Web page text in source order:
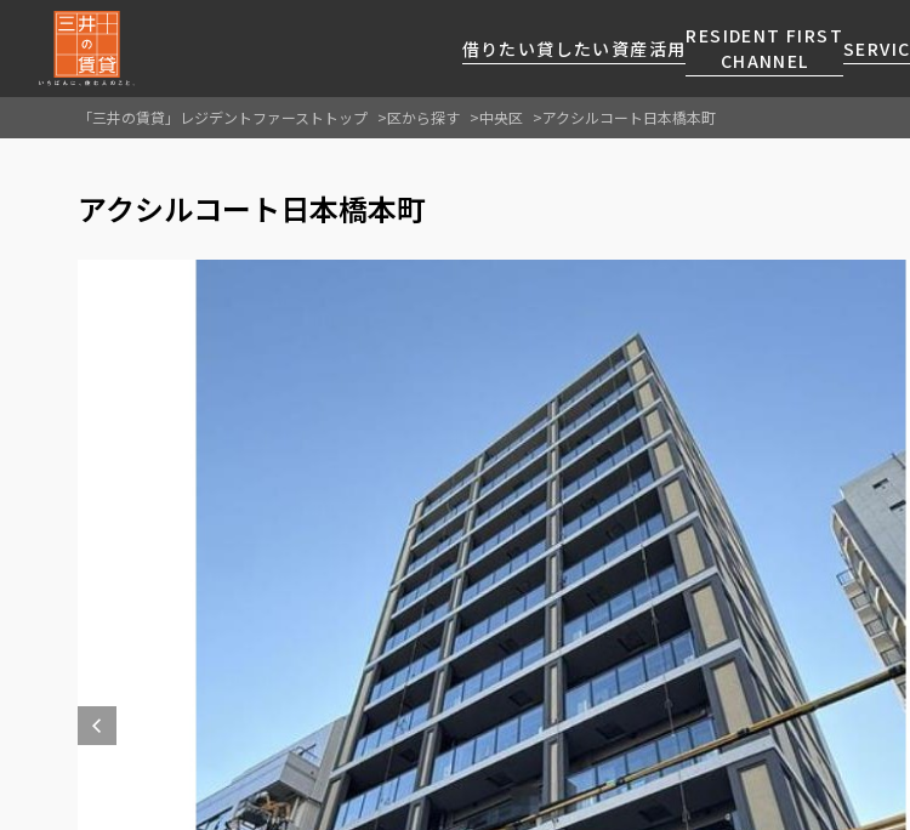
借りたい貸したい 資産活用
RESIDENT FIRST
CHANNEL
ご提供するサービスをご紹介します
事業案内
ニュースリリース
お問い合わせ
くご提案します
地図から探す
キーワードから探す
新着情報から探す
ニュースから探す
新着募集情報
当社
三井
分譲賃
賃料改
フリー
ペット可
コンシ
ブラ
最適なプランをご提案します
ご相談も承ります
FIRST CHANNEL
商店街のある暮らし
RESIDENT FIRST
MEMBERS登録
各種サービスをご紹介します
RESIDENT FIRST
ご入居・提携サービス
お部屋探しからご契約まで
よくあるご質問
社宅紹介
【仲介会社様向け】当社仲介
事業部取り扱い物件入居申
込
「三井の賃貸」レジデントファーストトップ 区から探す 中央区 アクシルコート日本橋本町
アクシルコート日本橋本町